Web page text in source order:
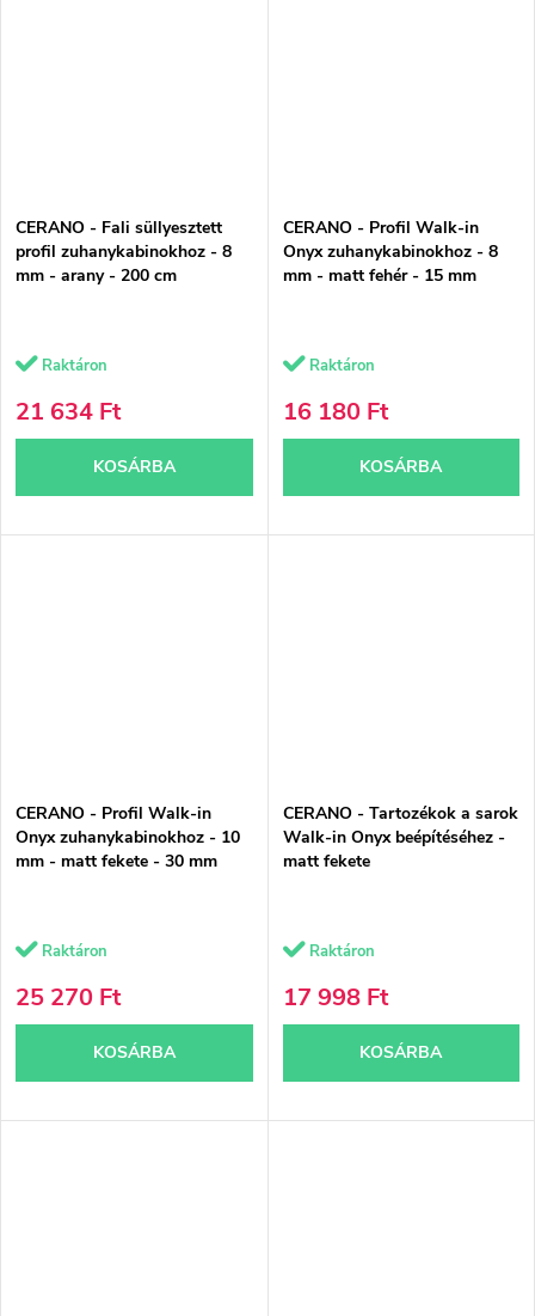
CERANO - Fali süllyesztett
profil zuhanykabinokhoz - 8
mm - arany - 200 cm
Raktáron
21 634 Ft
KOSÁRBA
CERANO - Profil Walk-in
Onyx zuhanykabinokhoz - 8
mm - matt fehér - 15 mm
Raktáron
16 180 Ft
KOSÁRBA
CERANO - Profil Walk-in
Onyx zuhanykabinokhoz - 10
mm - matt fekete - 30 mm
Raktáron
25 270 Ft
KOSÁRBA
CERANO - Tartozékok a sarok
Walk-in Onyx beépítéséhez -
matt fekete
Raktáron
17 998 Ft
KOSÁRBA